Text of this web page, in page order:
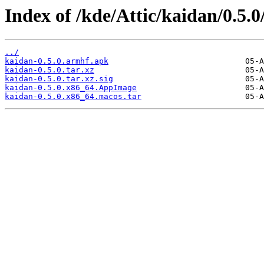
Index of /kde/Attic/kaidan/
../
kaidan-0.5.0.armhf.apk
kaidan-0.5.0.tar.xz
kaidan-0.5.0.tar.xz.sig
kaidan-0.5.0.x86_64.AppImage
kaidan-0.5.0.x86_64.macos.tar